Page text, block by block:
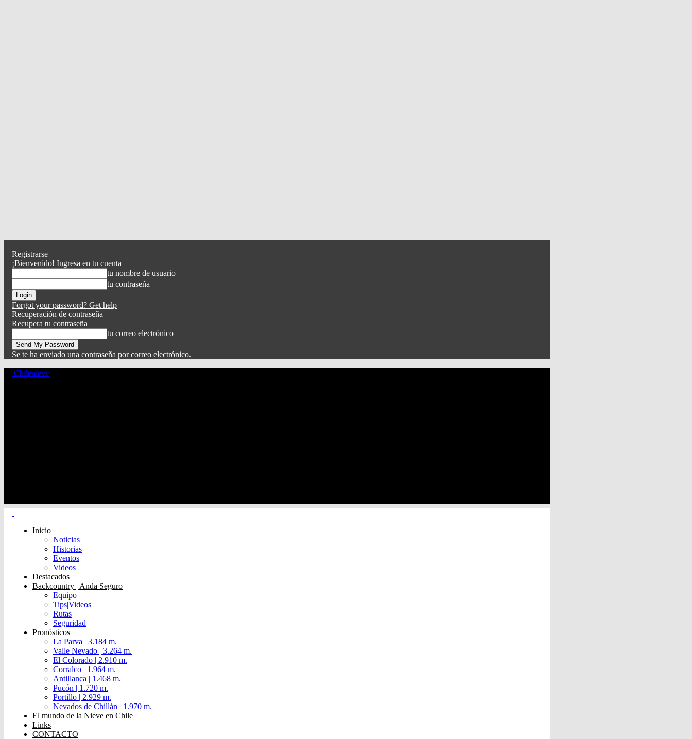
Registrarse
¡Bienvenido! Ingresa en tu cuenta
tu nombre de usuario
tu contraseña
Forgot your password? Get help
Recuperación de contraseña
Recupera tu contraseña
tu correo electrónico
Se te ha enviado una contraseña por correo electrónico.
Chilenieve
Inicio
Noticias
Historias
Eventos
Videos
Destacados
Backcountry | Anda Seguro
Equipo
Tips|Videos
Rutas
Seguridad
Pronósticos
La Parva | 3.184 m.
Valle Nevado | 3.264 m.
El Colorado | 2.910 m.
Corralco | 1.964 m.
Antillanca | 1.468 m.
Pucón | 1.720 m.
Portillo | 2.929 m.
Nevados de Chillán | 1.970 m.
El mundo de la Nieve en Chile
Links
CONTACTO